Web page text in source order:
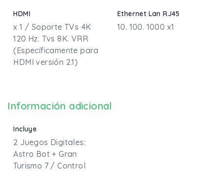
HDMI
x 1 / Soporte TVs 4K
120 Hz. Tvs 8K. VRR
(Específicamente para
HDMI versión 2.1)
Ethernet Lan RJ45
10. 100. 1000 x1
Información adicional
Incluye
2 Juegos Digitales:
Astro Bot + Gran
Turismo 7 / Control